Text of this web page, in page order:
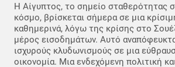
Η Αίγυπτος, το σημείο σταθερότητας
κόσμο, βρίσκεται σήμερα σε μια
καθημερινά, λόγω της κρίσης στο
μέρος εισοδημάτων. Αυτό
ισχυρούς κλυδωνισμούς σε μια
οικονομία. Μια ενδεχόμενη πολιτική